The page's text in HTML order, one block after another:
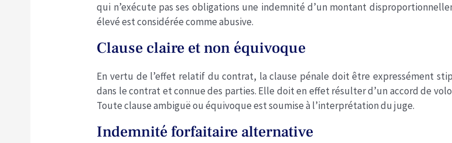
qui n’exécute pas ses obligations une indemnité d’un montant
élevé est considérée comme abusive.
Clause claire et non équivoque
En vertu de l’effet relatif du contrat, la clause pénale doit être expressément
dans le contrat et connue des parties. Elle doit en effet résulter d’un accord de
Toute clause ambiguë ou équivoque est soumise à l’interprétation du juge.
Indemnité forfaitaire alternative